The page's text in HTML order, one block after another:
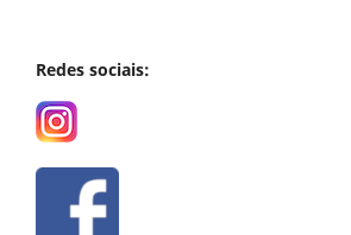
Redes sociais: